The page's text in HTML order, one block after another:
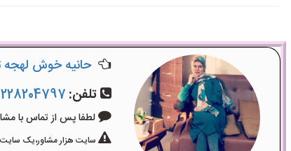
حانیه خوش لهجه
تلفن:
لطفا پس از تماس با مشاور
سایت هزار مشاور،یک سایت